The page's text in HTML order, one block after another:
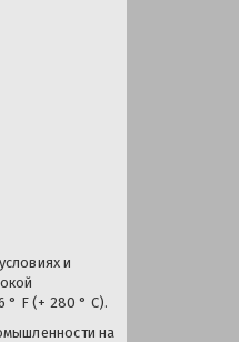
и
° F (+ 280 ° C).
на